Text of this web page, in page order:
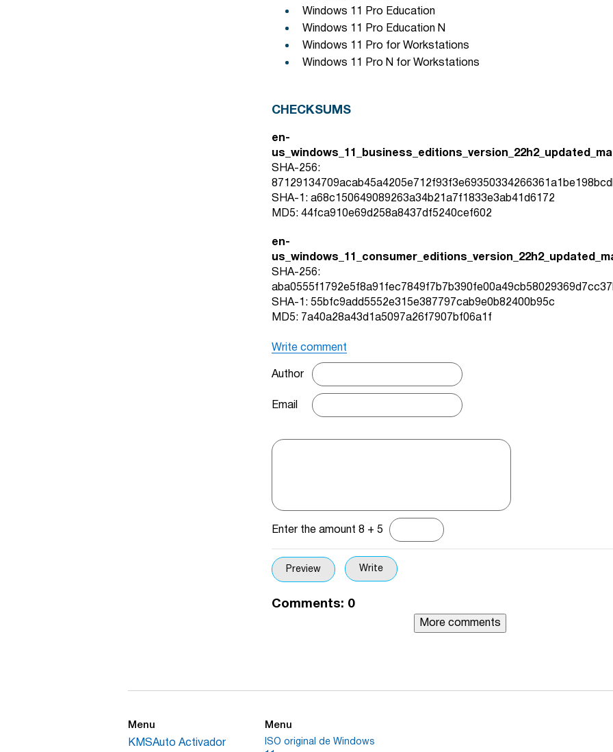
Windows 11 Pro Education
Windows 11 Pro Education N
Windows 11 Pro for Workstations
Windows 11 Pro N for Workstations
CHECKSUMS
en-
SHA-256:
SHA-1: a68c150649089263a34b21a7f1833e3ab41d6172
MD5: 44fca910e69d258a8437df5240cef602
en-
SHA-256:
SHA-1: 55bfc9add5552e315e387797cab9e0b82400b95c
MD5: 7a40a28a43d1a5097a26f7907bf06a1f
Write comment
Author
Email
Enter the amount 8 + 5
Comments: 0
More comments
Menu
KMSAuto Activador
Menu
ISO original de Windows